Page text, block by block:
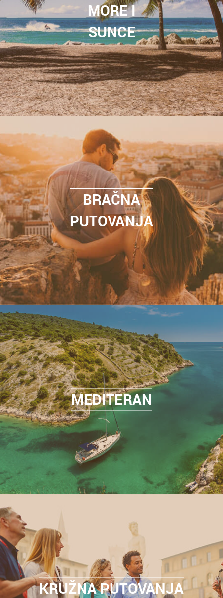
MORE I
SUNCE
BRAČNA
PUTOVANJA
MEDITERAN
KRUŽNA PUTOVANJA